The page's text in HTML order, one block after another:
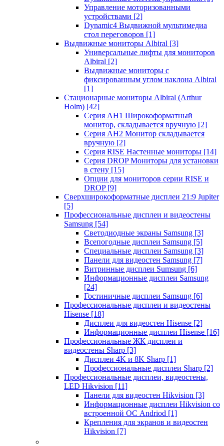
Управление моторизованными
устройствами [2]
Dynamic4 Выдвижной мультимедиа
стол переговоров [1]
Выдвижные мониторы Albiral [3]
Универсальные лифты для мониторов
Albiral [2]
Выдвижные мониторы с
фиксированным углом наклона Albiral
[1]
Стационарные мониторы Albiral (Arthur
Holm) [42]
Серия AH1 Широкоформатный
монитор, складывается вручную [2]
Серия AH2 Монитор складывается
вручную [2]
Серия RISE Настенные мониторы [14]
Серия DROP Мониторы для установки
в стену [15]
Опции для мониторов серии RISE и
DROP [9]
Сверхширокоформатные дисплеи 21:9 Jupiter
[5]
Профессиональные дисплеи и видеостены
Samsung [54]
Светодиодные экраны Samsung [3]
Всепогодные дисплеи Samsung [5]
Специальные дисплеи Samsung [3]
Панели для видеостен Samsung [7]
Витринные дисплеи Sumsung [6]
Информационные дисплеи Samsung
[24]
Гостиничные дисплеи Samsung [6]
Профессиональные дисплеи и видеостены
Hisense [18]
Дисплеи для видеостен Hisense [2]
Информационные дисплеи Hisense [16]
Профессиональные ЖК дисплеи и
видеостены Sharp [3]
Дисплеи 4K и 8K Sharp [1]
Профессиональные дисплеи Sharp [2]
Профессиональные дисплеи, видеостены,
LED Hikvision [11]
Панели для видеостен Hikvision [3]
Информационные дисплеи Hikvision со
встроенной ОС Andriod [1]
Крепления для экранов и видеостен
Hikvision [7]